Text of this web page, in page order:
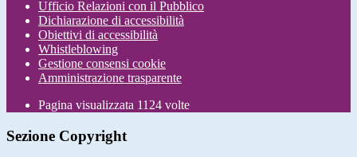
Ufficio Relazioni con il Pubblico
Dichiarazione di accessibilità
Obiettivi di accessibilità
Whistleblowing
Gestione consensi cookie
Amministrazione trasparente
Pagina visualizzata 1124 volte
Sezione Copyright